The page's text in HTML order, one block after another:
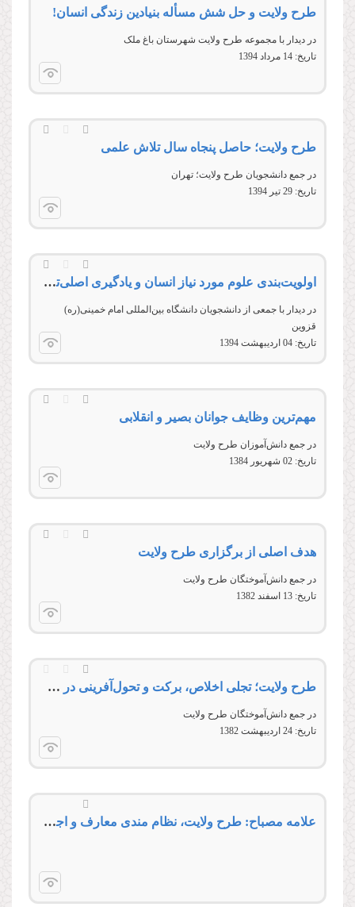
طرح ولایت و حل شش مسأله بنیادین زندگی انسان!
در دیدار با مجموعه طرح ولايت شهرستان باغ ملک
تاریخ: 14 مرداد 1394
طرح ولایت؛ حاصل پنجاه سال تلاش علمی
در جمع دانشجويان طرح ولايت؛ تهران
تاریخ: 29 تير 1394
اولویت‌بندی علوم مورد نیاز انسان و یادگیری اصلی‌ترین آن‌ها
در ديدار با جمعی از دانشجويان دانشگاه بين‌المللی امام خمينی(ره)
قزوين
تاریخ: 04 ارديبهشت 1394
مهم‌‌ترین وظایف جوانان بصیر و انقلابی
در جمع دانش‌‌‌‌‌‌‌‌آموزان طرح ولايت
تاریخ: 02 شهريور 1384
هدف اصلی از برگزاری طرح ولایت
در جمع دانش‌‌آموختگان طرح ولایت
تاریخ: 13 اسفند 1382
طرح ولایت؛ تجلی اخلاص، برکت و تحول‌آفرینی در مسیر تمدن اسلامی
در جمع دانش‌آموختگان طرح ولایت
تاریخ: 24 ارديبهشت 1382
علامه مصباح: طرح ولایت، نظام مندی معارف و اجزاء دینی را تبیین می کند